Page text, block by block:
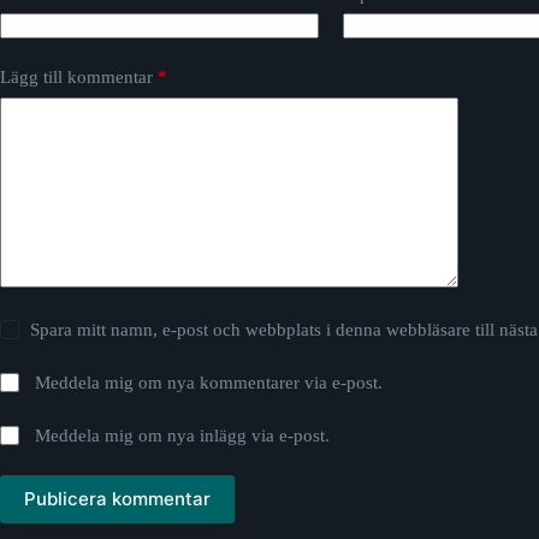
Lägg till kommentar *
Spara mitt namn, e-post och webbplats i denna webbläsare till
Meddela mig om nya kommentarer via e-post.
Meddela mig om nya inlägg via e-post.
Publicera kommentar